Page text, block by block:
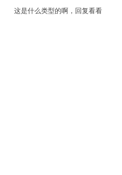
这是什么类型的啊，回复看看